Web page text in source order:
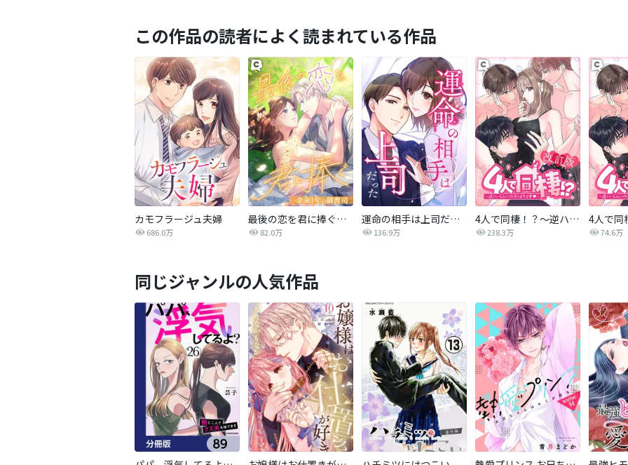
この作品の読者によく読まれている作品
カモフラージュ夫婦
686.0万
最後の恋を君に捧ぐ～余命1年の御曹司～
82.0万
運命の相手は上司だった
136.9万
4人で同棲！？～逆ハーレムハウスへようこそ♥～【改訂版】
238.3万 74.6万
同じジャンルの人気作品